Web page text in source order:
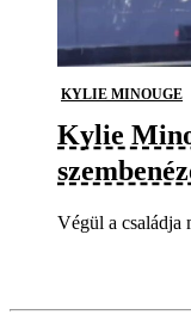
KYLIE MINOUGE
Kylie
Végül a családja